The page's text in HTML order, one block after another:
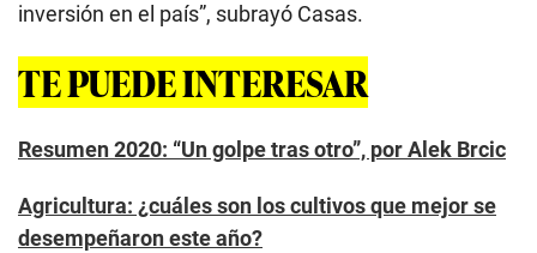
inversión en el país”, subrayó Casas.
TE PUEDE INTERESAR
Resumen 2020: “Un golpe tras otro”, por Alek Brcic
Agricultura: ¿cuáles son los cultivos que mejor se
desempeñaron este año?